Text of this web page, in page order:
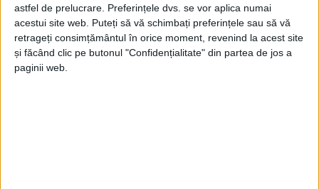
astfel de prelucrare. Preferințele dvs. se vor aplica numai
acestui site web. Puteți să vă schimbați preferințele sau să vă
retrageți consimțământul în orice moment, revenind la acest site
și făcând clic pe butonul "Confidențialitate" din partea de jos a
paginii web.
Arhive